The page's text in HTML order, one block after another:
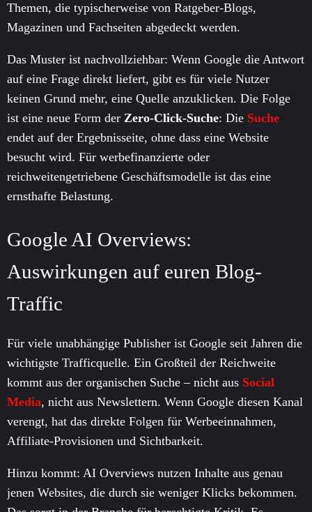
Themen, die typischerweise von Ratgeber-Blogs,
Magazinen und Fachseiten abgedeckt werden.
Das Muster ist nachvollziehbar: Wenn Google die Antwort
auf eine Frage direkt liefert, gibt es für viele Nutzer
keinen Grund mehr, eine Quelle anzuklicken. Die Folge
ist eine neue Form der Zero-Click-Suche: Die Suche
endet auf der Ergebnisseite, ohne dass eine Website
besucht wird. Für werbefinanzierte oder
reichweitengetriebene Geschäftsmodelle ist das eine
ernsthafte Belastung.
Google AI Overviews:
Auswirkungen auf euren Blog-
Traffic
Für viele unabhängige Publisher ist Google seit Jahren die
wichtigste Trafficquelle. Ein Großteil der Reichweite
kommt aus der organischen Suche – nicht aus Social
Media, nicht aus Newslettern. Wenn Google diesen Kanal
verengt, hat das direkte Folgen für Werbeeinnahmen,
Affiliate-Provisionen und Sichtbarkeit.
Hinzu kommt: AI Overviews nutzen Inhalte aus genau
jenen Websites, die durch sie weniger Klicks bekommen.